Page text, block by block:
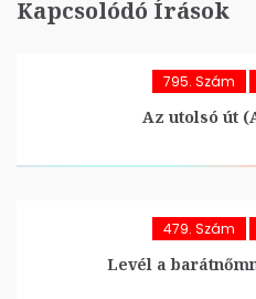
Kapcsolódó Írások
795. Szám
Az utolsó út
479. Szám
Levél a